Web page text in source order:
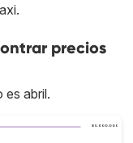
precios
es abril.
$ 5.000.000